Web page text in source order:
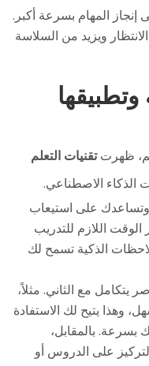
المهام بسرعة أكبر.
ويزيد من السلاسة
وتطبيقها
ظهرتتقنيات التعلم
الذكاء الاصطناعي.
وتساعدك على استيعاب
اللازم للتدريب
الذكية تسمح لك
يتكامل مع الثاني. مثلاً،
وهذا يتيح لك الاستفادة
بسرعة. بالمقابل،
على الدروس أو